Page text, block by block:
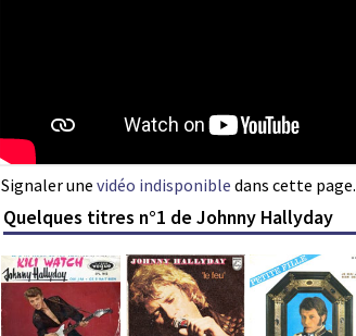
Signaler une vidéo indisponible dans cette page.
Quelques titres n°1 de Johnny Hallyday